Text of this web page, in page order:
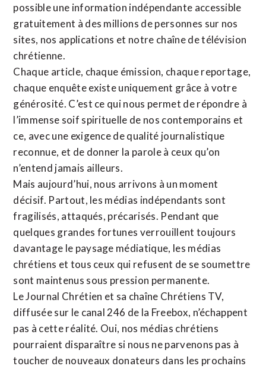
possible une information indépendante accessible
gratuitement à des millions de personnes sur nos
sites, nos applications et notre chaîne de télévision
chrétienne.
Chaque article, chaque émission, chaque reportage,
chaque enquête existe uniquement grâce à votre
générosité. C’est ce qui nous permet de répondre à
l’immense soif spirituelle de nos contemporains et
ce, avec une exigence de qualité journalistique
reconnue, et de donner la parole à ceux qu’on
n’entend jamais ailleurs.
Mais aujourd’hui, nous arrivons à un moment
décisif. Partout, les médias indépendants sont
fragilisés, attaqués, précarisés. Pendant que
quelques grandes fortunes verrouillent toujours
davantage le paysage médiatique, les médias
chrétiens et tous ceux qui refusent de se soumettre
sont maintenus sous pression permanente.
Le Journal Chrétien et sa chaîne Chrétiens TV,
diffusée sur le canal 246 de la Freebox, n’échappent
pas à cette réalité. Oui, nos médias chrétiens
pourraient disparaître si nous ne parvenons pas à
toucher de nouveaux donateurs dans les prochains